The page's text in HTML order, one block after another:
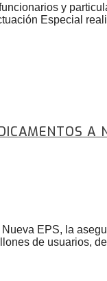
y
Especial
A
EPS, la
de usuarios,